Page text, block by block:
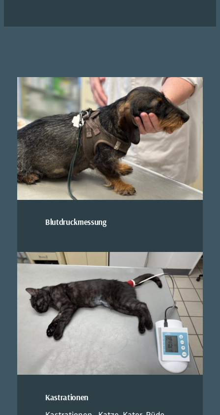
Blutdruckmessung
Kastrationen